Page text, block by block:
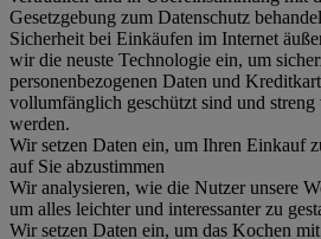
Gesetzgebung zum Datenschutz
Sicherheit bei Einkäufen im Internet
wir die neuste Technologie ein, um
personenbezogenen Daten und
vollumfänglich geschützt sind und
werden.
Wir setzen Daten ein, um Ihren Einkauf
auf Sie abzustimmen
Wir analysieren, wie die Nutzer unsere
um alles leichter und interessanter zu
Wir setzen Daten ein, um das Kochen